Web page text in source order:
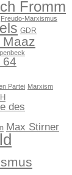
Fromm
Freudo-Marxismus
GDR
64
Partei Marxism
des
Max Stirner